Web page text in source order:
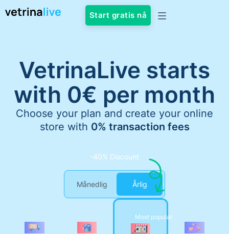
Start gratis nå
VetrinaLive starts
with 0€ per month
Choose your plan and create your online
store with 0% transaction fees
-40% Discount
Månedlig Årlig
Most popular